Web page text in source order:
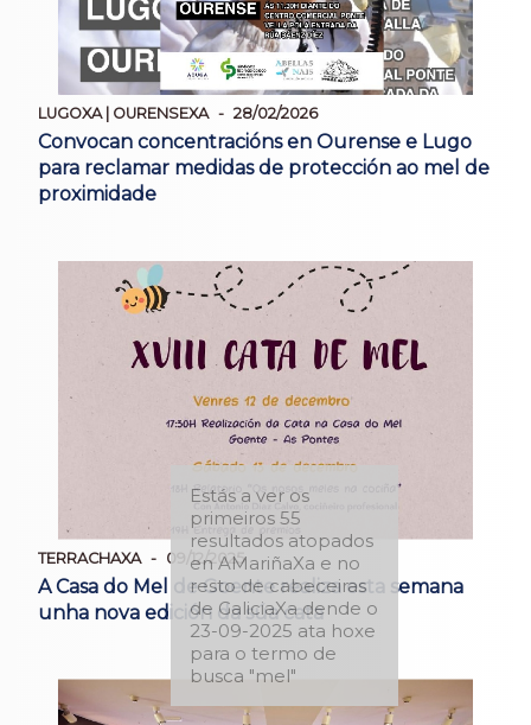
LUGOXA | OURENSEXA 28/02/2026
Convocan concentracións en Ourense e Lugo
para reclamar medidas de protección ao mel de
proximidade
TERRACHAXA 09/12/2025
A Casa do Mel de Goente realiza esta semana
unha nova edición da súa cata
Estás a ver os
primeiros 55
resultados atopados
en AMariñaXa e no
resto de cabeceiras
de GaliciaXa dende o
23-09-2025 ata hoxe
para o termo de
busca "mel"